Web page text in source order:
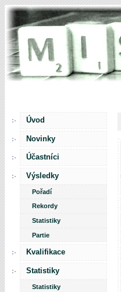
Úvod
Novinky
Účastníci
Výsledky
Pořadí
Rekordy
Statistiky
Partie
Kvalifikace
Statistiky
Statistiky